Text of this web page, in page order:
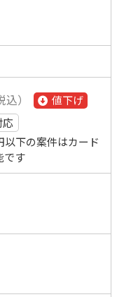
込）
値下げ
下の案件はカード
です